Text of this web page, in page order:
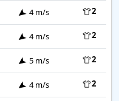
4 m/s 2
4 m/s 2
5 m/s 2
4 m/s 2